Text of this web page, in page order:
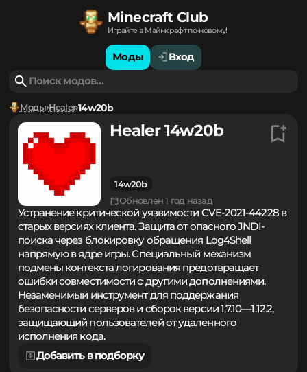
Minecraft Club
Играйте в Майнкрафт по-новому!
Моды Вход
Моды Healer 14w20b
Healer 14w20b
Обновлен 1 год назад
Устранение критической уязвимости CVE-2021-44228 в
старых версиях клиента. Защита от опасного JNDI-
поиска через блокировку обращения Log4Shell
напрямую в ядре игры. Специальный механизм
подмены контекста логирования предотвращает
ошибки совместимости с другими дополнениями.
Незаменимый инструмент для поддержания
безопасности серверов и сборок версии 1.7.10—1.12.2,
защищающий пользователей от удаленного
исполнения кода.